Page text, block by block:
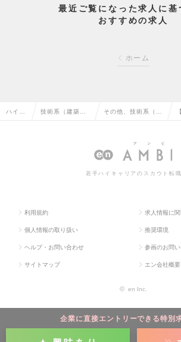
最近ご覧になった求人に基
おすすめの求人
ホーム
企業に直接エントリーできる特別
ハイク 技術系（建築・ その他、技術系（建
ラント）の転職
若手ハイキャリアのスカウト転職
利用規約 求人情報に
個人情報の取り扱い 推奨環境
ヘルプ・お問い合わせ 参画のお問
サイトマップ エン会社概要
© en Inc.